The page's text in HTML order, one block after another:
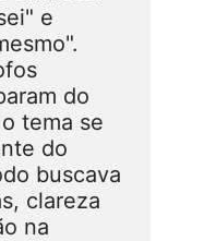
e
do
tema se
do
buscava
clareza
na